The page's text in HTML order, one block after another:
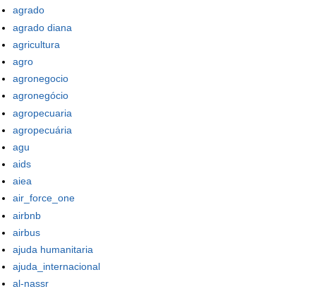
agrado
agrado diana
agricultura
agro
agronegocio
agronegócio
agropecuaria
agropecuária
agu
aids
aiea
air_force_one
airbnb
airbus
ajuda humanitaria
ajuda_internacional
al-nassr